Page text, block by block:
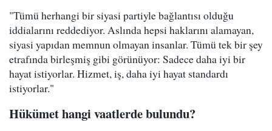
"Tümü herhangi bir siyasi partiyle bağlantısı olduğu
iddialarını reddediyor. Aslında hepsi haklarını alamayan,
siyasi yapıdan memnun olmayan insanlar. Tümü tek bir şey
etrafında birleşmiş gibi görünüyor: Sadece daha iyi bir
hayat istiyorlar. Hizmet, iş, daha iyi hayat standardı
istiyorlar."
Hükümet hangi vaatlerde bulundu?